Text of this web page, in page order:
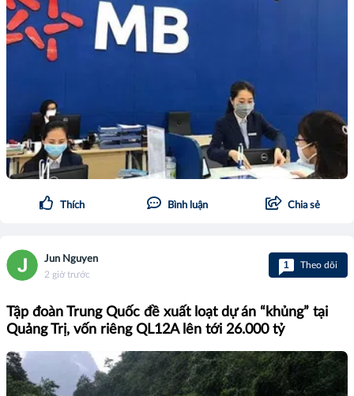
Thích Bình luận Chia sẻ
Jun Nguyen
2 giờ trước
1 Theo dõi
Tập đoàn Trung Quốc đề xuất loạt dự án “khủng” tại
Quảng Trị, vốn riêng QL12A lên tới 26.000 tỷ